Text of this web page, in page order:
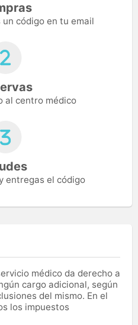
código en tu email
al centro médico
entregas el código
médico da derecho a
cargo adicional, según
del mismo. En el
los impuestos